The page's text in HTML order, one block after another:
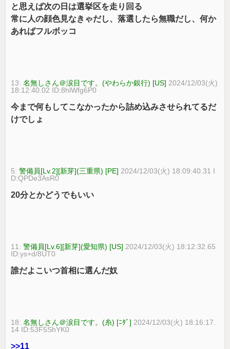
と思えば次の日は選挙区を走り回る
常に人の顔色見なきゃだし、落選したら無職だし、何か
あればフルボッコ
13:名無しさん＠涙目です。(やわらか銀行) [US] 2024/12/03(火)
18:12:40.02 ID:8hlWfg6P0
今まで何もしてこなかったから詰め込みさせられてるだ
けでしょ
5:警備員[Lv.2][新芽](三重県) [PE] 2024/12/03(火) 18:09:40.31 I
D:QPDe3AsR0
20分とかどうでもいい
11:警備員[Lv.6][新芽](愛知県) [US] 2024/12/03(火) 18:12:32.65
ID:ys+d/8UT0
誰だよこいつ首相に選んだ奴
18:名無しさん＠涙目です。(糸) [ﾆﾀﾞ] 2024/12/03(火) 18:16:17.
14 ID:53F5ShYK0
>>11